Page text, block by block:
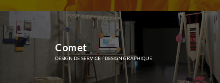
Comet
DESIGN DE SERVICE/DESIGN GRAPHIQUE